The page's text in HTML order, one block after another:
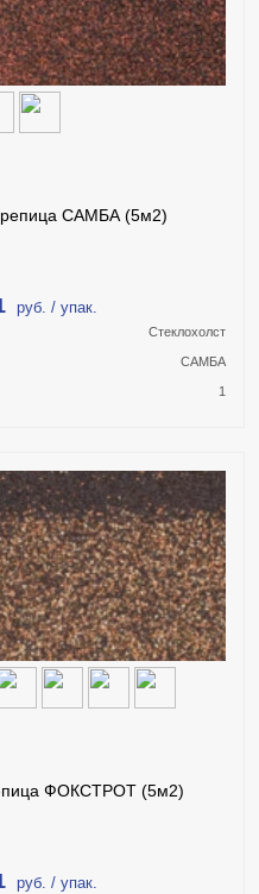
САМБА (5м2)
руб. / упак.
Стеклохолст
САМБА
1
В КОРЗИНУ
КУПИТЬ В 1 КЛИК
ФОКСТРОТ (5м2)
руб. / упак.